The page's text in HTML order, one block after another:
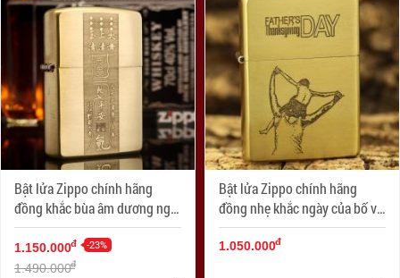
Bật lửa Zippo chính hãng
đồng khắc bùa âm dương ngũ
hành
1.150.000đ -23%
1.490.000đ
Bật lửa Zippo chính hãng
đồng nhẹ khắc ngày của bố vô
cùng ý nghĩa
1.050.000đ